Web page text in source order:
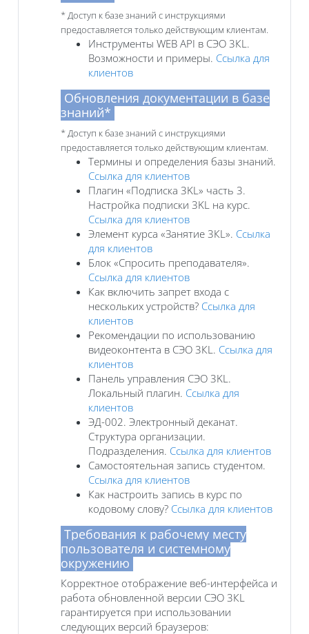
* Доступ к базе знаний с инструкциями
предоставляется только действующим клиентам.
Инструменты WEB API в СЭО 3КL.
Возможности и примеры. Ссылка для
клиентов
Обновления документации в базе
знаний*
* Доступ к базе знаний с инструкциями
предоставляется только действующим клиентам.
Термины и определения базы знаний.
Ссылка для клиентов
Плагин «Подписка 3KL» часть 3.
Настройка подписки 3KL на курс.
Ссылка для клиентов
Элемент курса «Занятие 3КL». Ссылка
для клиентов
Блок «Спросить преподавателя».
Ссылка для клиентов
Как включить запрет входа с
нескольких устройств? Ссылка для
клиентов
Рекомендации по использованию
видеоконтента в СЭО 3КL. Ссылка для
клиентов
Панель управления СЭО 3KL.
Локальный плагин. Ссылка для
клиентов
ЭД-002. Электронный деканат.
Структура организации.
Подразделения. Ссылка для клиентов
Самостоятельная запись студентом.
Ссылка для клиентов
Как настроить запись в курс по
кодовому слову? Ссылка для клиентов
Требования к рабочему месту
пользователя и системному
окружению
Корректное отображение веб-интерфейса и
работа обновленной версии СЭО 3КL
гарантируется при использовании
следующих версий браузеров: